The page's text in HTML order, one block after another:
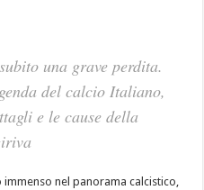
una grave perdita.
del calcio Italiano,
e le cause della
nel panorama calcistico,